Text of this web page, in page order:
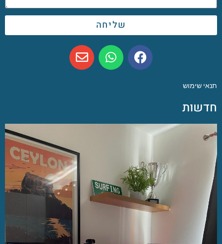
שליחה
תנאי שימוש
חדשות